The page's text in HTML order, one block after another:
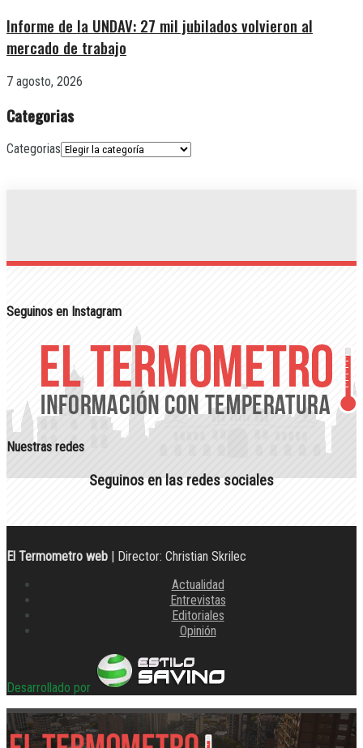
Informe de la UNDAV: 27 mil jubilados volvieron al
mercado de trabajo
7 agosto, 2026
Categorias
Categorias
Seguinos en Instagram
Nuestras redes
Seguinos en las redes sociales
El Termometro web | Director: Christian Skrilec
Actualidad
Entrevistas
Editoriales
Opinión
Desarrollado por